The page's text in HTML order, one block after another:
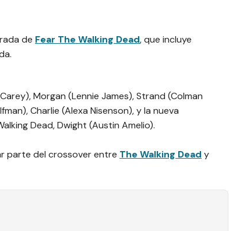
de Fear The Walking Dead, que incluye
Morgan (Lennie James), Strand (Colman
Charlie (Alexa Nisenson), y la nueva
Dead, Dwight (Austin Amelio).
parte del crossover entre The Walking Dead y